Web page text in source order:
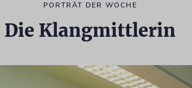
PORTRÄT DER WOCHE
Die Klangmittlerin